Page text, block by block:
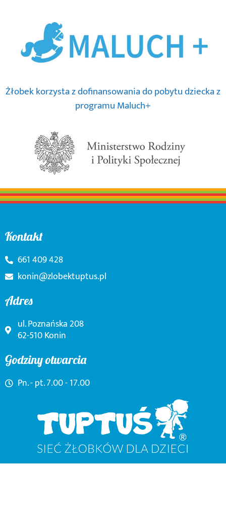
Żłobek korzysta z dofinansowania do pobytu dziecka z
programu Maluch+
Kontakt
661 409 428
konin@zlobektuptus.pl
Adres
ul. Poznańska 208
62-510 Konin
Godziny otwarcia
Pn. - pt. 7.00 - 17.00
ZlobekTuptusPoznanska